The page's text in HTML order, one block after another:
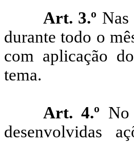
Art. 3.º
durante todo o
com aplicação
tema.
Art. 4.º No
desenvolvidas